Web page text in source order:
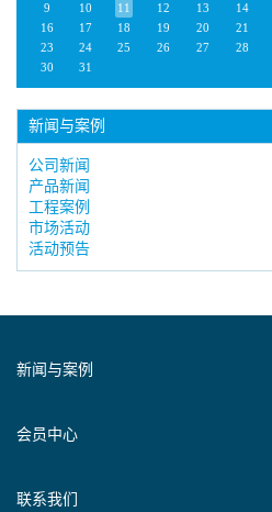
9
10 11 12 13 14
16
17 18 19 20 21
23
24 25 26 27 28
30
31
新闻与案例
公司新闻
产品新闻
工程案例
市场活动
活动预告
新闻与案例
会员中心
联系我们